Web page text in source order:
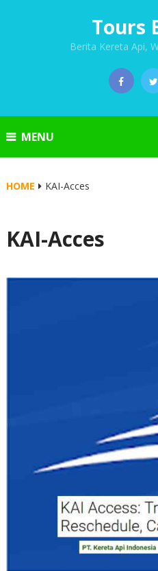
Tours
Berita Kereta Api,
MENU
HOME KAI-Acces
KAI-Acces